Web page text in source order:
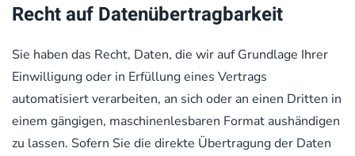
Recht auf Daten­übertrag­barkeit
Sie haben das Recht, Daten, die wir auf Grundlage Ihrer
Einwilligung oder in Erfüllung eines Vertrags
automatisiert verarbeiten, an sich oder an einen Dritten in
einem gängigen, maschinenlesbaren Format aushändigen
zu lassen. Sofern Sie die direkte Übertragung der Daten